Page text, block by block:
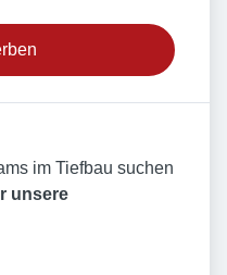
im Tiefbau suchen
unsere